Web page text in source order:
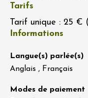
Tarifs
Tarif unique : 25 €
Informations
Langue(s) parlée(s)
Anglais , Français
Modes de paiement